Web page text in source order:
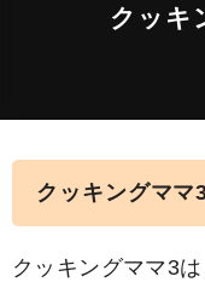
クッキ
クッキングママ
クッキングママ3